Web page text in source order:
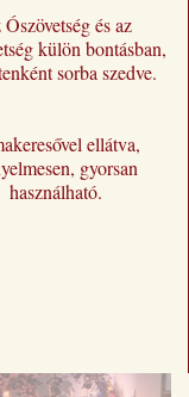
és az
külön bontásban,
sorba szedve.
ellátva,
gyorsan
használható.